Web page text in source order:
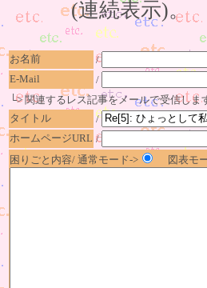
(連続表示)。
お名前
/
E-Mail
/
└> 関連するレス記事をメールで受信しま
タイトル
/
ホームページURL /
困りごと内容/ 通常モード->
図表モ